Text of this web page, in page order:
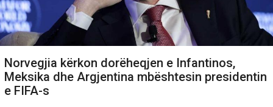
Norvegjia kërkon dorëheqjen e Infantinos,
Meksika dhe Argjentina mbështesin presidentin
e FIFA-s